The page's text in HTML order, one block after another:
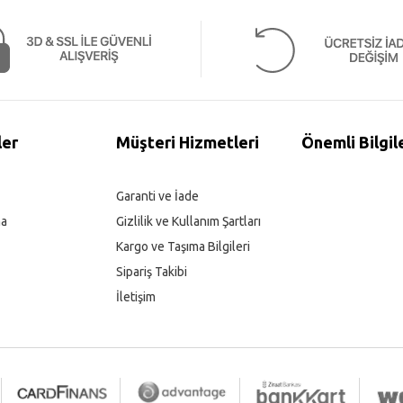
Müşteri Hizmetleri
Garanti ve İade
Gizlilik ve Kullanım Şartları
Kargo ve Taşıma Bilgileri
Sipariş Takibi
İletişim
Önemli